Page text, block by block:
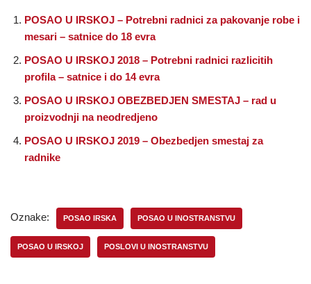
POSAO U IRSKOJ – Potrebni radnici za pakovanje robe i
mesari – satnice do 18 evra
POSAO U IRSKOJ 2018 – Potrebni radnici razlicitih
profila – satnice i do 14 evra
POSAO U IRSKOJ OBEZBEDJEN SMESTAJ – rad u
proizvodnji na neodredjeno
POSAO U IRSKOJ 2019 – Obezbedjen smestaj za
radnike
Oznake: POSAO IRSKA POSAO U INOSTRANSTVU
POSAO U IRSKOJ POSLOVI U INOSTRANSTVU